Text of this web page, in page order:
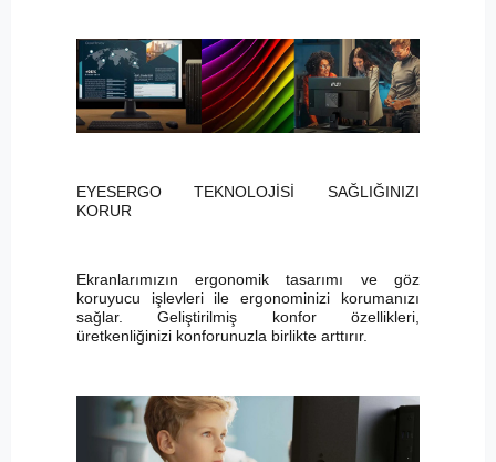
EYESERGO TEKNOLOJİSİ SAĞLIĞINIZI
KORUR
Ekranlarımızın ergonomik tasarımı ve göz
koruyucu işlevleri ile ergonominizi korumanızı
sağlar. Geliştirilmiş konfor özellikleri,
üretkenliğinizi konforunuzla birlikte arttırır.